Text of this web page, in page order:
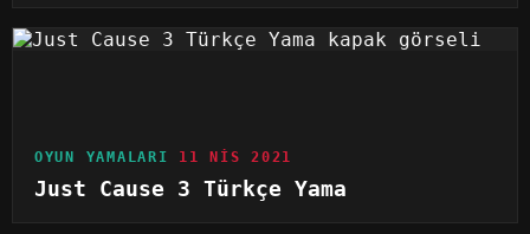
OYUN YAMALARI 11 NIS 2021
Just Cause 3 Türkçe Yama